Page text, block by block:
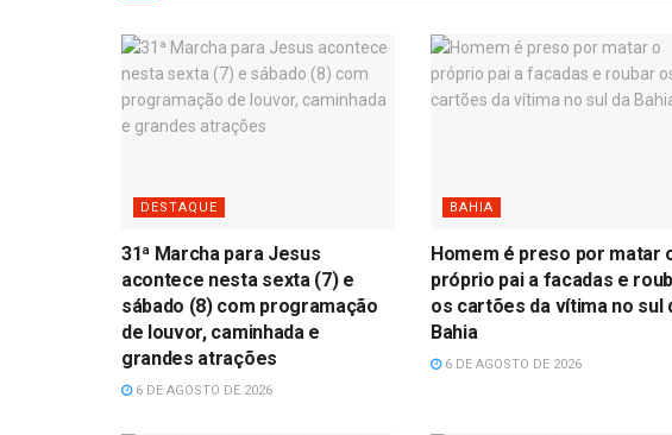
DESTAQUE
31ª Marcha para Jesus
acontece nesta sexta (7) e
sábado (8) com programação
de louvor, caminhada e
grandes atrações
6 DE AGOSTO DE 2026
BAHIA
Homem é preso por matar
próprio pai a facadas e
os cartões da vítima no sul
Bahia
6 DE AGOSTO DE 2026